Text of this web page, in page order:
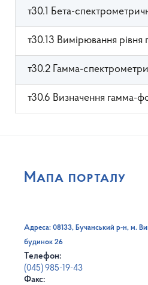
т30.1 Бета-
т30.13 Вимірювання
т30.2 Гамма-
т30.6 Визначення
Мапа порталу
Адреса: 08133, Бучанський р-н, м.
будинок 26
Телефон:
(045) 985-19-43
Факс: